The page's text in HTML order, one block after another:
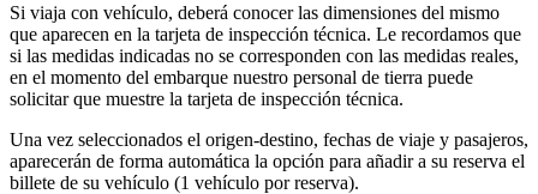
Si viaja con vehículo, deberá conocer las dimensiones del mismo
que aparecen en la tarjeta de inspección técnica. Le recordamos que
si las medidas indicadas no se corresponden con las medidas reales,
en el momento del embarque nuestro personal de tierra puede
solicitar que muestre la tarjeta de inspección técnica.
Una vez seleccionados el origen-destino, fechas de viaje y pasajeros,
aparecerán de forma automática la opción para añadir a su reserva el
billete de su vehículo (1 vehículo por reserva).